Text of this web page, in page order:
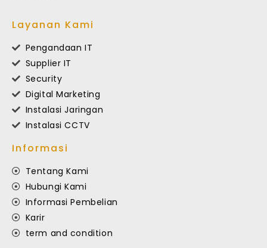
Layanan Kami
Pengandaan IT
Supplier IT
Security
Digital Marketing
Instalasi Jaringan
Instalasi CCTV
Informasi
Tentang Kami
Hubungi Kami
Informasi Pembelian
Karir
term and condition